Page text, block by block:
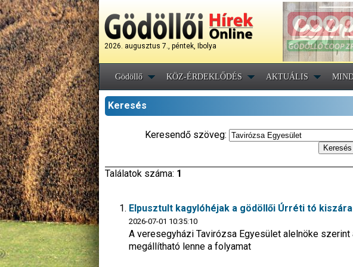
2026. augusztus 7., péntek, Ibolya
Gödöllő KÖZ-ÉRDEKLŐDÉS AKTUÁLIS
Keresés
Keresendő szöveg:
Találatok száma: 1
Elpusztult kagylóhéjak a gödöllői Úrréti tó
2026-07-01 10:35:10
A veresegyházi Tavirózsa Egyesület alelnöke
megállítható lenne a folyamat